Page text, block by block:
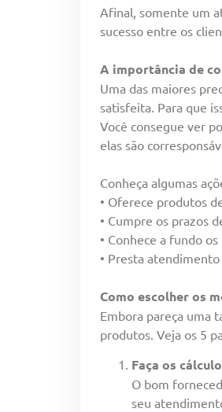
Afinal, somente um
sucesso entre os
A importância de
Uma das maiores
satisfeita. Para que
Você consegue ver
elas são
Conheça algumas
• Oferece produtos
• Cumpre os prazos
• Conhece a fundo
• Presta
Como escolher os
Embora pareça uma
produtos. Veja os 5
Faça os
O bom
seu